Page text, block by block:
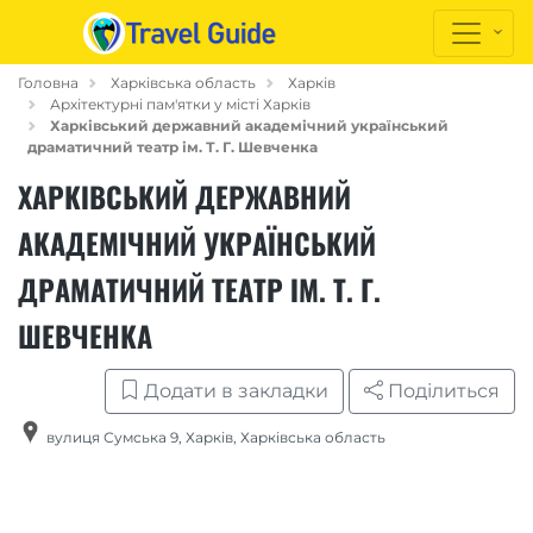
Головна Харківська область
Харків
Архітектурні пам'ятки у місті Харків
Харківський державний академічний український
драматичний театр ім. Т. Г. Шевченка
ХАРКІВСЬКИЙ ДЕРЖАВНИЙ
АКАДЕМІЧНИЙ УКРАЇНСЬКИЙ
ДРАМАТИЧНИЙ ТЕАТР ІМ. Т. Г.
ШЕВЧЕНКА
Додати в закладки Поділиться
вулиця Сумська 9, Харків, Харківська область